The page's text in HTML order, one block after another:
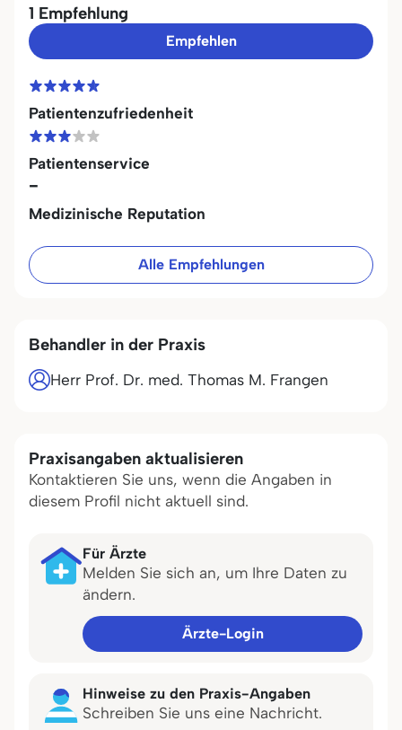
1 Empfehlung
Empfehlen
Patientenzufriedenheit
Patientenservice
-
Medizinische Reputation
Alle Empfehlungen
Behandler in der Praxis
Herr Prof. Dr. med. Thomas M. Frangen
Praxisangaben aktualisieren
Kontaktieren Sie uns, wenn die Angaben in
diesem Profil nicht aktuell sind.
Für Ärzte
Melden Sie sich an, um Ihre Daten zu
ändern.
Ärzte-Login
Hinweise zu den Praxis-Angaben
Schreiben Sie uns eine Nachricht.